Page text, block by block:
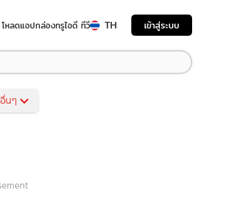
โหลดแอปกล่องทรูไอดี ทีวี TH เข้าสู่ระบบ
อื่นๆ